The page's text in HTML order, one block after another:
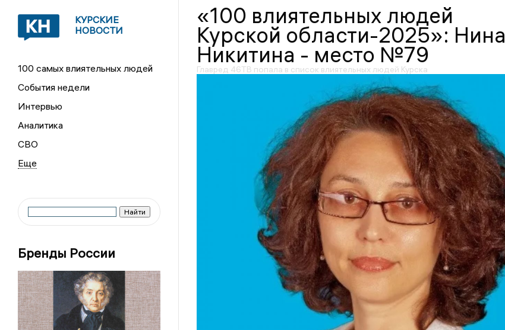
КУРСКИЕ
НОВОСТИ
100 самых влиятельных людей
События недели
Интервью
Аналитика
СВО
Бренды России
«100 влиятельных людей
Курской области-2025»: Нина
Никитина - место №79
Главред 46ТВ попала в список влиятельных людей Курска